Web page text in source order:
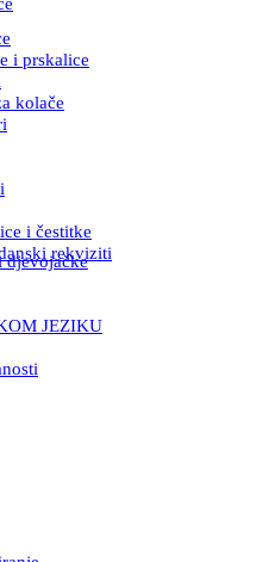
i prskalice
kolače
i čestitke
djevojačke
rekviziti
JEZIKU